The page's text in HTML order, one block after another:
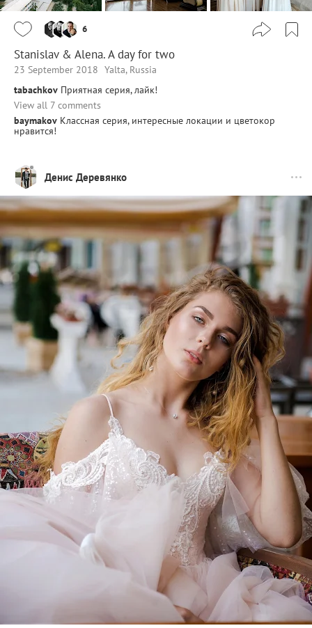
6
Stanislav & Alena. A day for two
23 September 2018 Yalta, Russia
tabachkov Приятная серия, лайк!
View all 7 comments
baymakov Классная серия, интересные локации и цветокор
нравится!
Денис Деревянко